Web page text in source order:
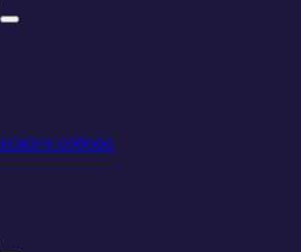
собора